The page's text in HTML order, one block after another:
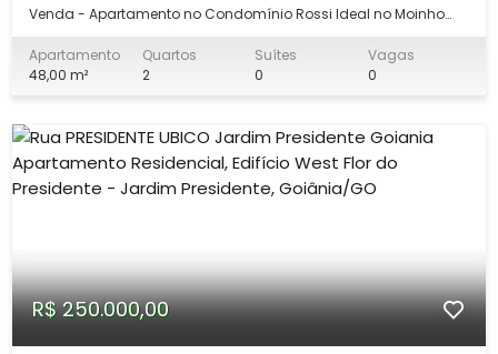
Venda - Apartamento no Condomínio Rossi Ideal no Moinho
(62) 98190-4343
Apartamento
48,00 m²
Quartos
2
Suítes
0
Vagas
0
R$ 250.000,00